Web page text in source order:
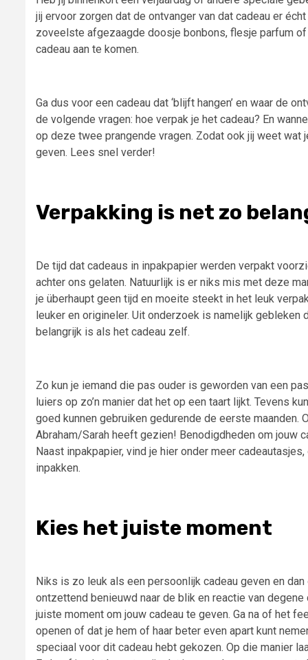
jij ervoor zorgen dat de ontvanger van dat cadeau er
zoveelste afgezaagde doosje bonbons, flesje parfum
cadeau aan te komen.
Ga dus voor een cadeau dat ‘blijft hangen’ en waar de
de volgende vragen: hoe verpak je het cadeau? En
op deze twee prangende vragen. Zodat ook jij weet wat
geven. Lees snel verder!
Verpakking is net zo
De tijd dat cadeaus in inpakpapier werden verpakt
achter ons gelaten. Natuurlijk is er niks mis met deze
je überhaupt geen tijd en moeite steekt in het leuk
leuker en origineler. Uit onderzoek is namelijk
belangrijk is als het cadeau zelf.
Zo kun je iemand die pas ouder is geworden van een
luiers op zo’n manier dat het op een taart lijkt. Tevens
goed kunnen gebruiken gedurende de eerste
Abraham/Sarah heeft gezien! Benodigdheden om jouw
Naast inpakpapier, vind je hier onder meer
inpakken.
Kies het juiste moment
Niks is zo leuk als een persoonlijk cadeau geven en
ontzettend benieuwd naar de blik en reactie van
juiste moment om jouw cadeau te geven. Ga na of het
openen of dat je hem of haar beter even apart kunt
speciaal voor dit cadeau hebt gekozen. Op die manier